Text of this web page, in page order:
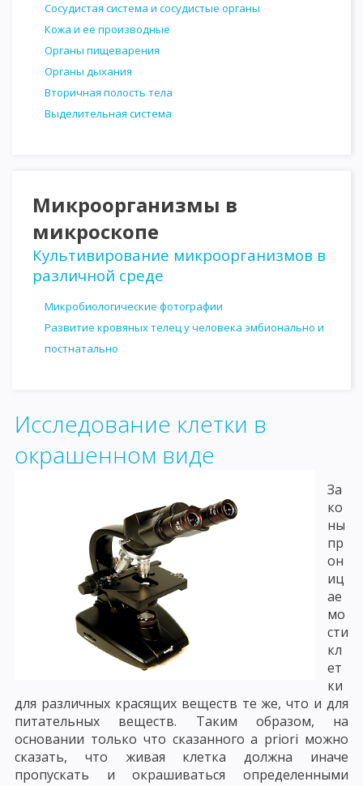
Сосудистая система и сосудистые органы
Кожа и ее производные
Органы пищеварения
Органы дыхания
Вторичная полость тела
Выделительная система
Микроорганизмы в
микроскопе
Культивирование микроорганизмов в
различной среде
Микробиологические фотографии
Развитие кровяных телец у человека эмбионально и
постнатально
Исследование клетки в
окрашенном виде
За
ко
ны
пр
он
иц
ае
мо
сти
кл
ет
ки
для различных красящих веществ те же, что и для
питательных веществ. Таким образом, на
основании только что сказанного a priori можно
сказать, что живая клетка должна иначе
пропускать и окрашиваться определенными